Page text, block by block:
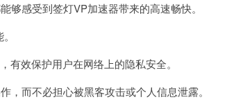
感受到签灯VP加速器带来的高速畅快。
效保护用户在网络上的隐私安全。
而不必担心被黑客攻击或个人信息泄露。